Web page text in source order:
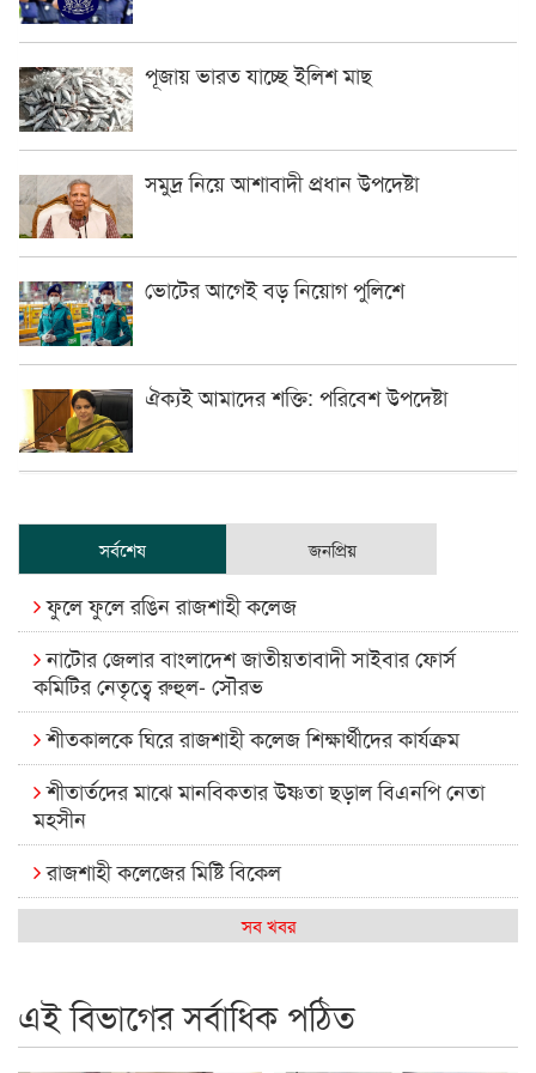
পূজায় ভারত যাচ্ছে ইলিশ মাছ
সমুদ্র নিয়ে আশাবাদী প্রধান উপদেষ্টা
ভোটের আগেই বড় নিয়োগ পুলিশে
ঐক্যই আমাদের শক্তি: পরিবেশ উপদেষ্টা
সর্বশেষ জনপ্রিয়
ফুলে ফুলে রঙিন রাজশাহী কলেজ
নাটোর জেলার বাংলাদেশ জাতীয়তাবাদী সাইবার ফোর্স
কমিটির নেতৃত্বে রুহুল- সৌরভ
শীতকালকে ঘিরে রাজশাহী কলেজ শিক্ষার্থীদের কার্যক্রম
শীতার্তদের মাঝে মানবিকতার উষ্ণতা ছড়াল বিএনপি নেতা
মহসীন
রাজশাহী কলেজের মিষ্টি বিকেল
কেমন আছে আমাদের দেশের মধ্যবিত্তরা
রাজশাইন একাডেমির ফল প্রকাশ ও পুরস্কার বিতরণ
সব খবর
এই বিভাগের সর্বাধিক পঠিত